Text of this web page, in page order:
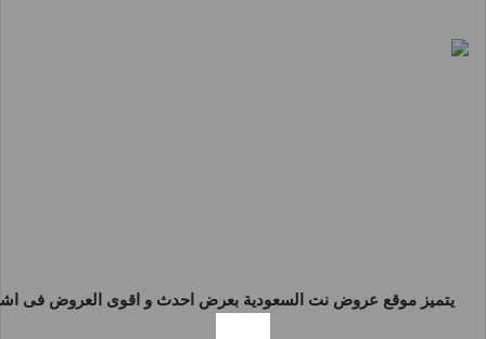
يتميز موقع عروض نت السعودية بعرض احدث و اقوى العروض فى